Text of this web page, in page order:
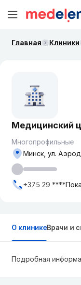
Главная Клиники
Медицинский
Многопрофильные
Минск, ул.
+375 29 ****
О клиникеВрачи и
Подробная